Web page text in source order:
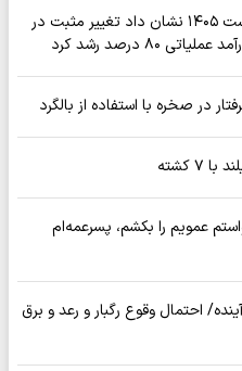
بررسی صورت‌های مالی ۳ ماهه نخست ۱۴۰۵ نشان داد تغییر مثبت در
درصد رشد کرد
در صخره با استفاده از بالگرد
کشته
عمویم را بکشم، پسرعمه‌ام
احتمال وقوع رگبار و رعد و برق